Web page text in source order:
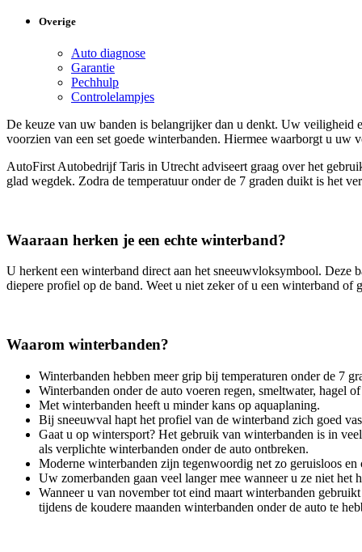
Overige
Auto diagnose
Garantie
Pechhulp
Controlelampjes
De keuze van uw banden is belangrijker dan u denkt. Uw veiligheid
voorzien van een set goede winterbanden. Hiermee waarborgt u
AutoFirst Autobedrijf Taris in Utrecht adviseert graag over het
glad wegdek. Zodra de temperatuur onder de 7 graden duikt is het
Waaraan herken je een echte winterband?
U herkent een winterband direct aan het sneeuwvloksymbool. Deze
diepere profiel op de band. Weet u niet zeker of u een winterband of
Waarom winterbanden?
Winterbanden hebben meer grip bij temperaturen onder de 7
Winterbanden onder de auto voeren regen, smeltwater,
Met winterbanden heeft u minder kans op aquaplaning.
Bij sneeuwval hapt het profiel van de winterband zich goed
Gaat u op wintersport? Het gebruik van winterbanden is in
als verplichte winterbanden onder de auto ontbreken.
Moderne winterbanden zijn tegenwoordig net zo geruisloos
Uw zomerbanden gaan veel langer mee wanneer u ze niet
Wanneer u van november tot eind maart winterbanden
tijdens de koudere maanden winterbanden onder de auto te